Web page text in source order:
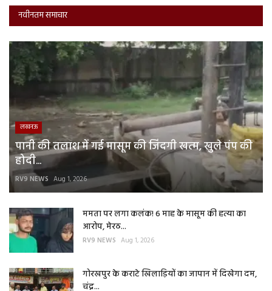
नवीनतम समाचार
लखनऊ
पानी की तलाश में गई मासूम की जिंदगी खत्म, खुले पंप की
होदी...
RV9 NEWS Aug 1, 2026
ममता पर लगा कलंक! 6 माह के मासूम की हत्या का
आरोप, मेरठ...
RV9 NEWS Aug 1, 2026
गोरखपुर के कराटे खिलाड़ियों का जापान में दिखेगा दम,
चंद्र...